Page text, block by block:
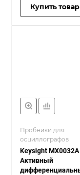
Купить товар
Пробники для
осциллографов
Keysight MX0032A
Активный